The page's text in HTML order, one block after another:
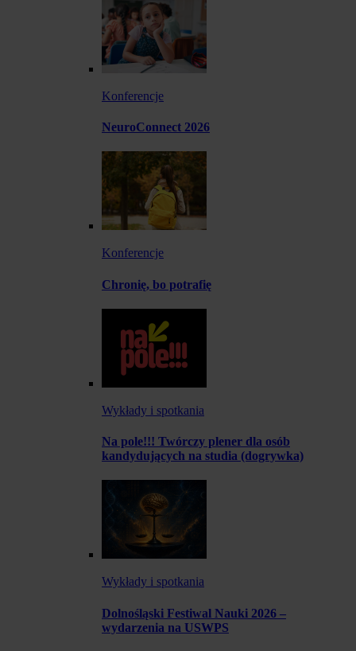
Konferencje
NeuroConnect 2026
Konferencje
Chronię, bo potrafię
Wykłady i spotkania
Na pole!!! Twórczy plener dla osób
kandydujących na studia (dogrywka)
Wykłady i spotkania
Dolnośląski Festiwal Nauki 2026 –
wydarzenia na USWPS